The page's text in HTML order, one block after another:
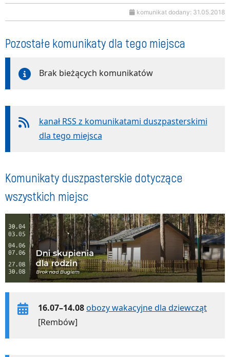
komunikat dodany: 31.05.2018
Pozostałe komunikaty dla tego miejsca
Brak bieżących komunikatów
kanał RSS z komunikatami duszpasterskimi
dla tego miejsca
Komunikaty duszpasterskie dotyczące
wszystkich miejsc
16.07–14.08obozy wakacyjne dla dziewcząt
[Rembów]